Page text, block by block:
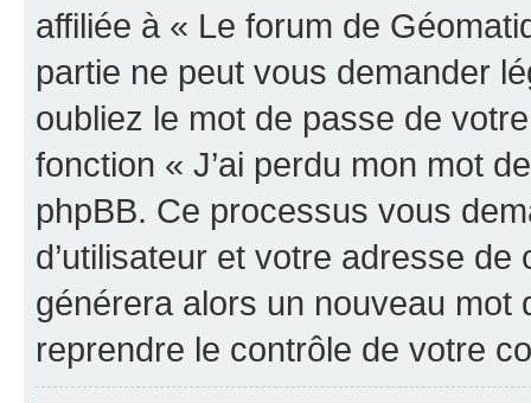
affiliée à « Le forum de
partie ne peut vous demander
oubliez le mot de passe de
fonction « J’ai perdu mon mot
phpBB. Ce processus vous
d’utilisateur et votre adresse
générera alors un nouveau
reprendre le contrôle de votre